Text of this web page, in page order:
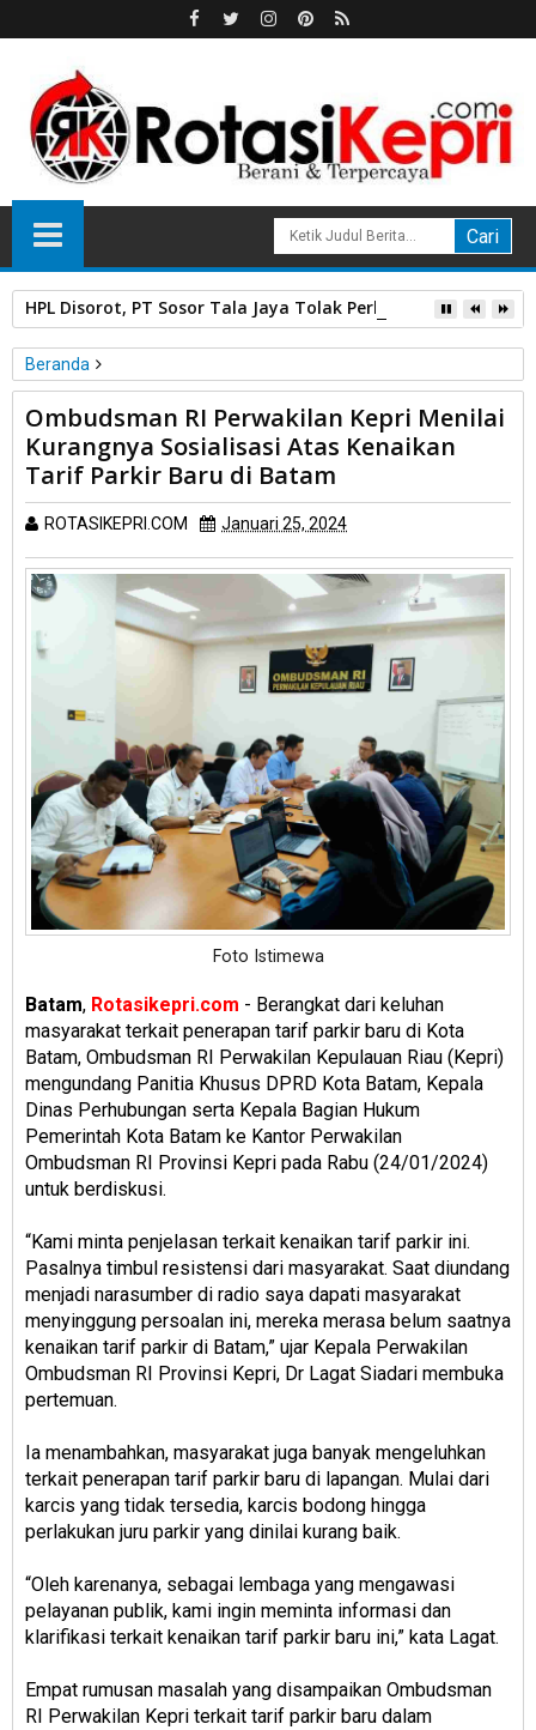
HPL Disorot, PT Sosor Tala Jaya Tolak Perluasan Kampung
Beranda
Unlabelled
Ombudsman RI Perwakilan Kepri Menilai Kurangnya Sosialisasi
Atas Kenaikan Tarif Parkir Baru di Batam
Ombudsman RI Perwakilan Kepri Menilai
Kurangnya Sosialisasi Atas Kenaikan
Tarif Parkir Baru di Batam
ROTASIKEPRI.COM Januari 25, 2024
Foto Istimewa
Batam, Rotasikepri.com - Berangkat dari keluhan
masyarakat terkait penerapan tarif parkir baru di Kota
Batam, Ombudsman RI Perwakilan Kepulauan Riau (Kepri)
mengundang Panitia Khusus DPRD Kota Batam, Kepala
Dinas Perhubungan serta Kepala Bagian Hukum
Pemerintah Kota Batam ke Kantor Perwakilan
Ombudsman RI Provinsi Kepri pada Rabu (24/01/2024)
untuk berdiskusi.
“Kami minta penjelasan terkait kenaikan tarif parkir ini.
Pasalnya timbul resistensi dari masyarakat. Saat diundang
menjadi narasumber di radio saya dapati masyarakat
menyinggung persoalan ini, mereka merasa belum saatnya
kenaikan tarif parkir di Batam,” ujar Kepala Perwakilan
Ombudsman RI Provinsi Kepri, Dr Lagat Siadari membuka
pertemuan.
Ia menambahkan, masyarakat juga banyak mengeluhkan
terkait penerapan tarif parkir baru di lapangan. Mulai dari
karcis yang tidak tersedia, karcis bodong hingga
perlakukan juru parkir yang dinilai kurang baik.
“Oleh karenanya, sebagai lembaga yang mengawasi
pelayanan publik, kami ingin meminta informasi dan
klarifikasi terkait kenaikan tarif parkir baru ini,” kata Lagat.
Empat rumusan masalah yang disampaikan Ombudsman
RI Perwakilan Kepri terkait tarif parkir baru dalam